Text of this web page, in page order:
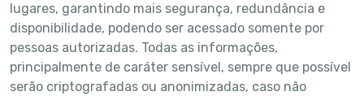
lugares, garantindo mais segurança, redundância e
disponibilidade, podendo ser acessado somente por
pessoas autorizadas. Todas as informações,
principalmente de caráter sensível, sempre que possível
serão criptografadas ou anonimizadas, caso não